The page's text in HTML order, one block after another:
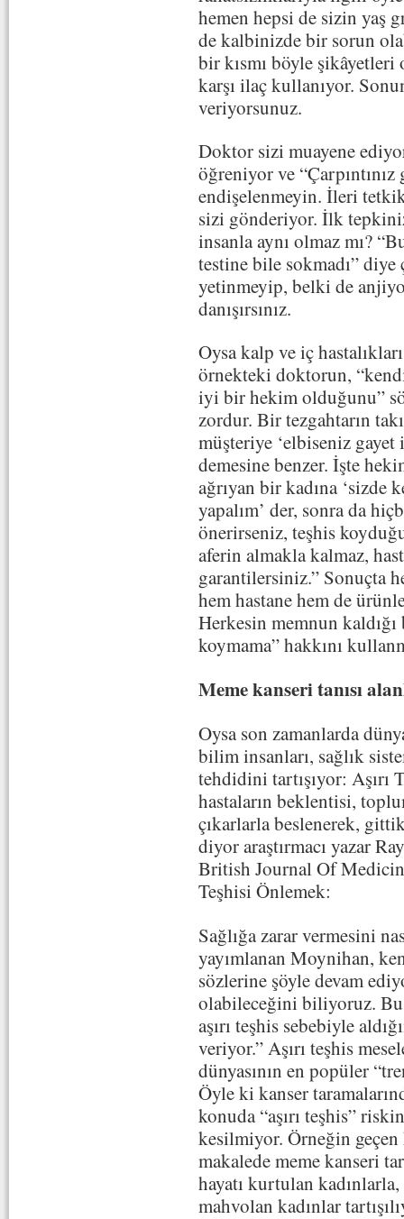
hemen hepsi de sizin yaş
de kalbinizde bir sorun
bir kısmı böyle şikâyetleri
karşı ilaç kullanıyor.
veriyorsunuz.
Doktor sizi muayene
öğreniyor ve
endişelenmeyin. İleri
sizi gönderiyor. İlk
insanla aynı olmaz mı?
testine bile sokmadı” diye
yetinmeyip, belki de
danışırsınız.
Oysa kalp ve iç
örnekteki doktorun,
iyi bir hekim olduğunu”
zordur. Bir tezgahtarın
müşteriye ‘elbiseniz
demesine benzer. İşte
ağrıyan bir kadına
yapalım’ der, sonra da
önerirseniz, teşhis
aferin almakla kalmaz,
garantilersiniz.” Sonuçta
hem hastane hem de
Herkesin memnun
koymama” hakkını
Meme kanseri tanısı
Oysa son zamanlarda
bilim insanları, sağlık
tehdidini tartışıyor: Aşırı
hastaların beklentisi,
çıkarlarla beslenerek,
diyor araştırmacı yazar
British Journal Of
Teşhisi Önlemek:
Sağlığa zarar vermesini
yayımlanan Moynihan,
sözlerine şöyle devam
olabileceğini biliyoruz.
aşırı teşhis sebebiyle
veriyor.” Aşırı teşhis
dünyasının en popüler
Öyle ki kanser
konuda “aşırı teşhis”
kesilmiyor. Örneğin
makalede meme kanseri
hayatı kurtulan kadınlarla,
mahvolan kadınlar